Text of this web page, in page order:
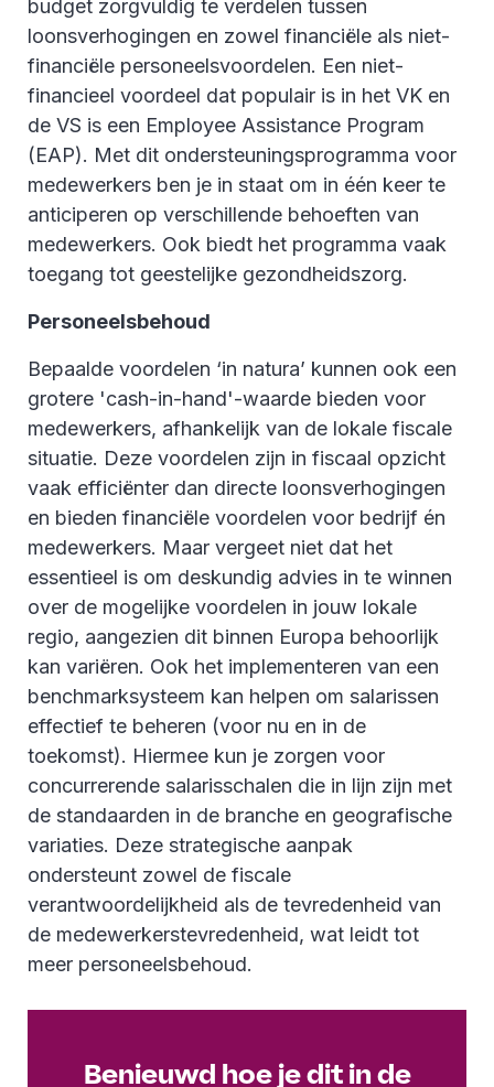
budget zorgvuldig te verdelen tussen
loonsverhogingen en zowel financiële als niet-
financiële personeelsvoordelen. Een niet-
financieel voordeel dat populair is in het VK en
de VS is een Employee Assistance Program
(EAP). Met dit ondersteuningsprogramma voor
medewerkers ben je in staat om in één keer te
anticiperen op verschillende behoeften van
medewerkers. Ook biedt het programma vaak
toegang tot geestelijke gezondheidszorg.
Personeelsbehoud
Bepaalde voordelen ‘in natura’ kunnen ook een
grotere 'cash-in-hand'-waarde bieden voor
medewerkers, afhankelijk van de lokale fiscale
situatie. Deze voordelen zijn in fiscaal opzicht
vaak efficiënter dan directe loonsverhogingen
en bieden financiële voordelen voor bedrijf én
medewerkers. Maar vergeet niet dat het
essentieel is om deskundig advies in te winnen
over de mogelijke voordelen in jouw lokale
regio, aangezien dit binnen Europa behoorlijk
kan variëren. Ook het implementeren van een
benchmarksysteem kan helpen om salarissen
effectief te beheren (voor nu en in de
toekomst). Hiermee kun je zorgen voor
concurrerende salarisschalen die in lijn zijn met
de standaarden in de branche en geografische
variaties. Deze strategische aanpak
ondersteunt zowel de fiscale
verantwoordelijkheid als de tevredenheid van
de medewerkerstevredenheid, wat leidt tot
meer personeelsbehoud.
Benieuwd hoe je dit in de